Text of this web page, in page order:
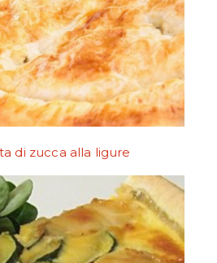
di zucca alla ligure